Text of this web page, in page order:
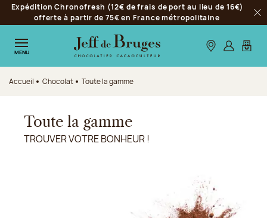
Aller à la navigation
Aller au contenu principal
Aller au pied de page
Expédition Chronofresh (12€ de frais de port au lieu de 16€)
offerte à partir de 75€ en France métropolitaine
MENU Nos boutiques
S’identifier
Mon
Accueil Chocolat Toute la gamme
Toute la gamme
TROUVER VOTRE BONHEUR !